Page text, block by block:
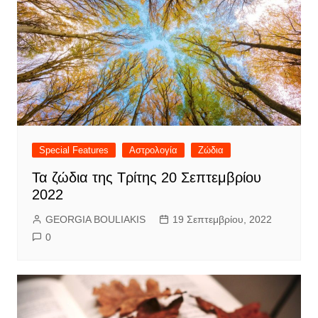
Special Features Αστρολογία Ζώδια
Τα ζώδια της Τρίτης 20 Σεπτεμβρίου
2022
GEORGIA BOULIAKIS
19 Σεπτεμβρίου, 2022
0